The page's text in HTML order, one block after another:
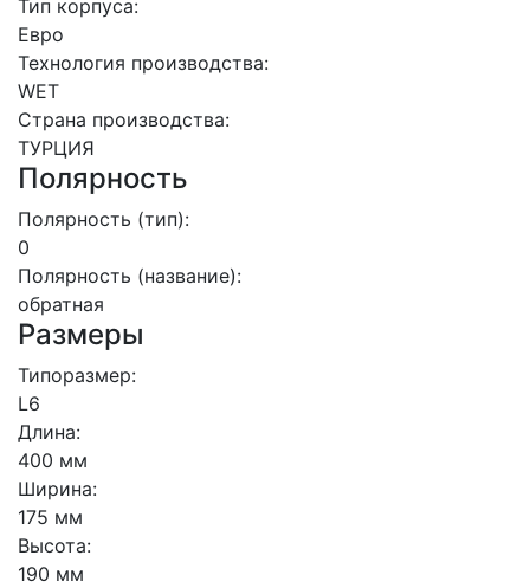
Тип корпуса:
Евро
Технология производства:
WET
Страна производства:
ТУРЦИЯ
Полярность
Полярность (тип):
0
Полярность (название):
обратная
Размеры
Типоразмер:
L6
Длина:
400 мм
Ширина:
175 мм
Высота:
190 мм